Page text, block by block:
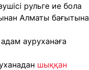
рульге ие бола
Алматы бағытына
ауруханаға
шыққан